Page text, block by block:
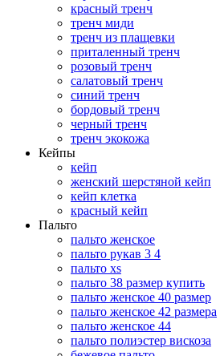
красный тренч
тренч миди
тренч из плащевки
приталенный тренч
розовый тренч
салатовый тренч
синий тренч
бордовый тренч
черный тренч
тренч экокожа
Кейпы
кейп
женский шерстяной кейп
кейп клетка
красный кейп
Пальто
пальто женское
пальто рукав 3 4
пальто xs
пальто 38 размер купить
пальто женское 40 размер
пальто женское 42 размера
пальто женское 44
пальто полиэстер вискоза